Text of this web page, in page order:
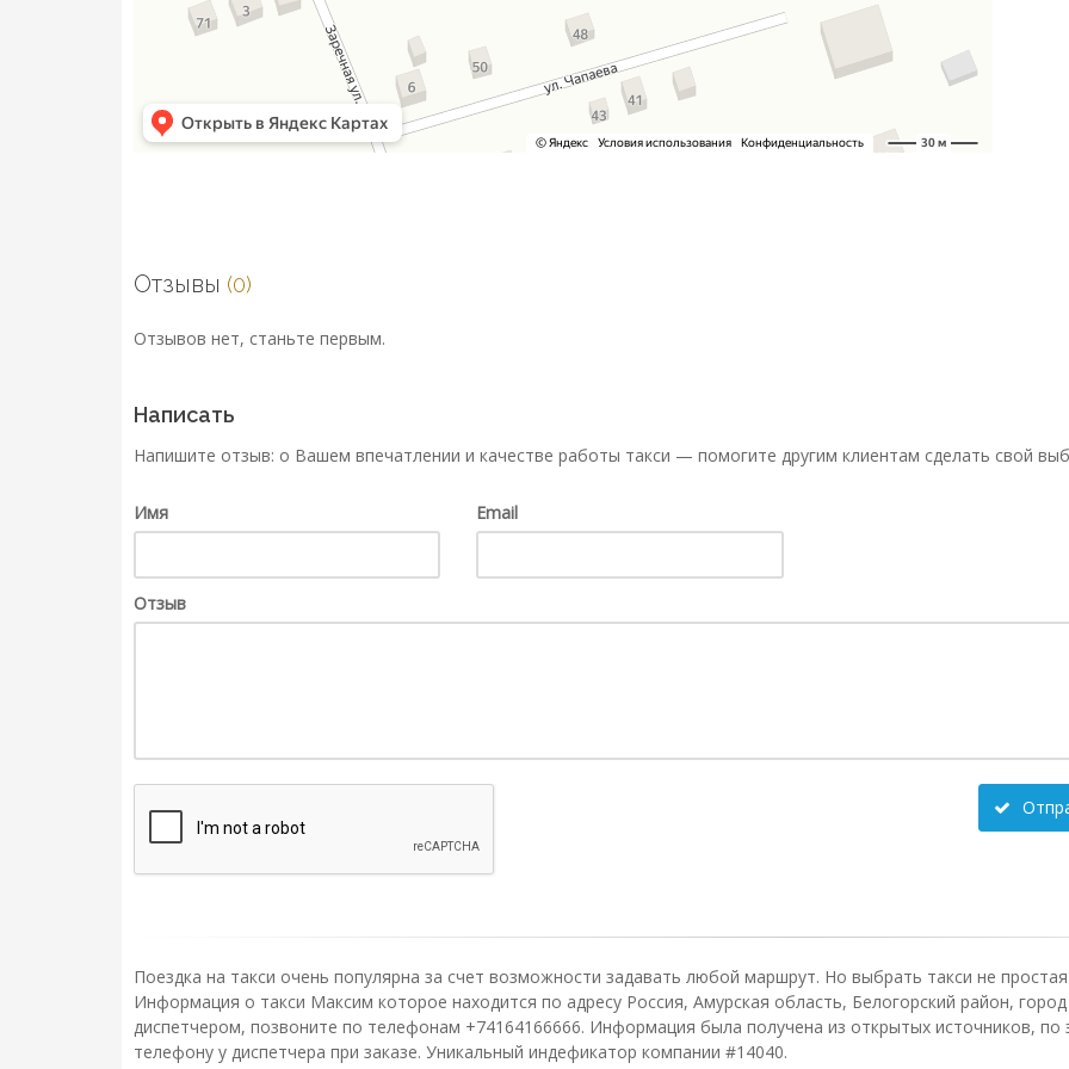
Отзывы (0)
Отзывов нет, станьте первым.
Написать
Напишите отзыв: о Вашем впечатлении и качестве работы такси — помогите другим клиентам сделать свой
Имя Email
Отзыв
Поездка на такси очень популярна за счет возможности задавать любой маршрут. Но выбрать такси не
Информация о такси Максим которое находится по адресу Россия, Амурская область, Белогорский район,
диспетчером, позвоните по телефонам +74164166666. Информация была получена из открытых источников,
телефону у диспетчера при заказе. Уникальный индефикатор компании #14040.